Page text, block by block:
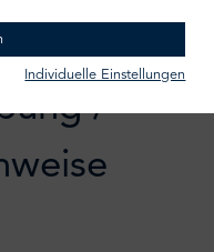
/
Individuelle Einstellungen